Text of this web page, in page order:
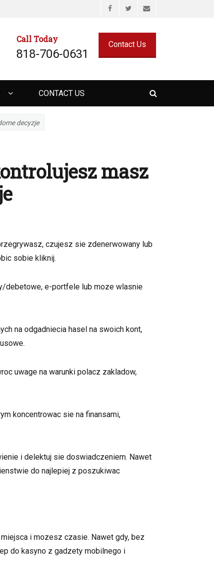
FacebookTwitterEmail
Call Today
818-706-0631
Contact Us
CONTACT US
decyzje
masz
czujesz sie zdenerwowany lub
sobie kliknij.
debetowe, e-portfele lub moze wlasnie
na odgadniecia hasel na swoich kont,
uwage na warunki polacz zakladow,
koncentrowac sie na finansami,
i delektuj sie doswiadczeniem. Nawet
do najlepiej z poszukiwac
i mozesz czasie. Nawet gdy, bez
do kasyno z gadzety mobilnego i